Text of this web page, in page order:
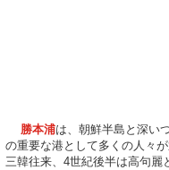
勝本浦は、朝鮮半島と深い
の重要な港として多くの人々
三韓往来、4世紀後半は高句麗